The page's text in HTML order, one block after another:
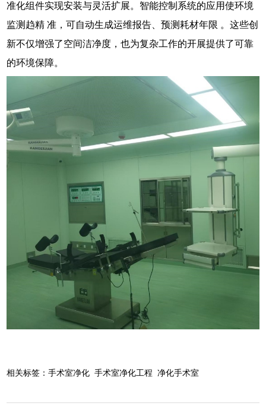
准化组件实现安装与灵活扩展。智能控制系统的应用使环境
监测趋精 准，可自动生成运维报告、预测耗材年限 。这些创
新不仅增强了空间洁净度，也为复杂工作的开展提供了可靠
的环境保障。
相关标签： 手术室净化 手术室净化工程 净化手术室